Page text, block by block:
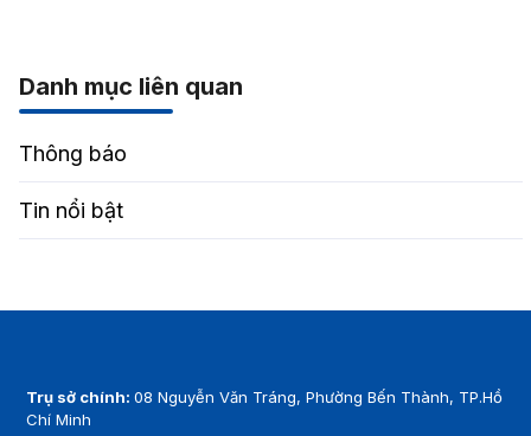
Danh mục liên quan
Thông báo
Tin nổi bật
Trụ sở chính:08 Nguyễn Văn Tráng, Phường Bến Thành, TP.Hồ
Chí Minh